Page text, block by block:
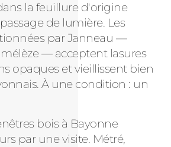
la feuillure d'origine
de lumière. Les
par Janneau —
— acceptent lasures
opaques et vieillissent bien
À une condition : un
bois à Bayonne
par une visite. Métré,